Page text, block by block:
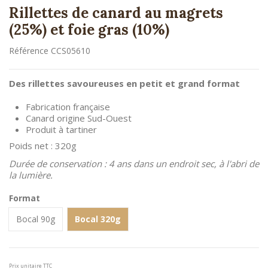
Rillettes de canard au magrets
(25%) et foie gras (10%)
Référence CCS05610
Des rillettes savoureuses en petit et grand format
Fabrication française
Canard origine Sud-Ouest
Produit à tartiner
Poids net : 320g
Durée de conservation : 4 ans dans un endroit sec, à l'abri de
la lumière.
Format
Bocal 90g
Bocal 320g
Prix unitaire TTC